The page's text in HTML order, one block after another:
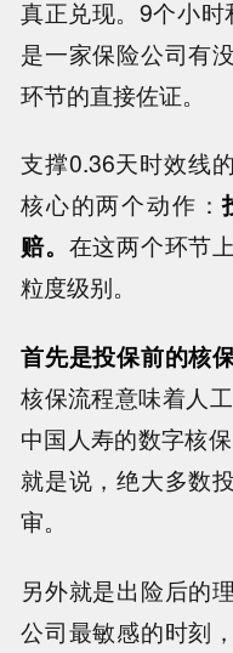
真正兑现。9个小
是一家保险公司有
环节的直接佐证。
支撑0.36天时效线
核心的两个动作：
赔。 在这两个环节
粒度级别。
首先是投保前的核保
核保流程意味着人
中国人寿的数字核
就是说，绝大多数
审。
另外就是出险后的
公司最敏感的时刻